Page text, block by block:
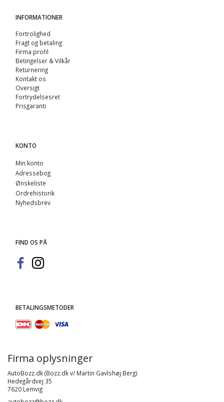
INFORMATIONER
Fortrolighed
Fragt og betaling
Firma profil
Betingelser & Vilkår
Returnering
Kontakt os
Oversigt
Fortrydelsesret
Prisgaranti
KONTO
Min konto
Adressebog
Ønskeliste
Ordrehistorik
Nyhedsbrev
FIND OS PÅ
BETALINGSMETODER
Firma oplysninger
AutoBozz.dk (Bozz.dk v/ Martin Gavlshøj Berg)
Hedegårdvej 35
7620 Lemvig